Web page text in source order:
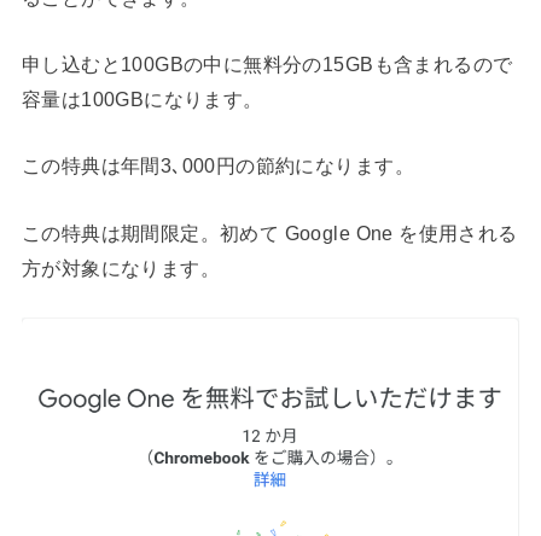
申し込むと100GBの中に無料分の15GBも含まれるので
容量は100GBになります。
この特典は年間3､000円の節約になります。
この特典は期間限定。初めて Google One を使用される
方が対象になります。